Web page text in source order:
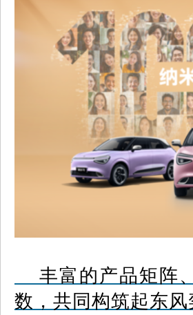
丰富的产品矩阵
数，共同构筑起东